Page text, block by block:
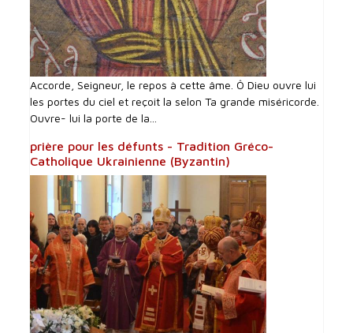
Accorde, Seigneur, le repos à cette âme. Ô Dieu ouvre lui
les portes du ciel et reçoit la selon Ta grande miséricorde.
Ouvre- lui la porte de la...
prière pour les défunts - Tradition Gréco-
Catholique Ukrainienne (Byzantin)